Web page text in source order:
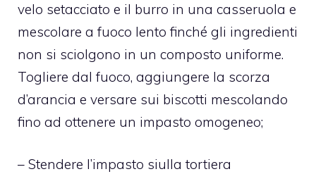
velo setacciato e il burro in una casseruola e
mescolare a fuoco lento finché gli ingredienti
non si sciolgono in un composto uniforme.
Togliere dal fuoco, aggiungere la scorza
d’arancia e versare sui biscotti mescolando
fino ad ottenere un impasto omogeneo;
– Stendere l’impasto siulla tortiera